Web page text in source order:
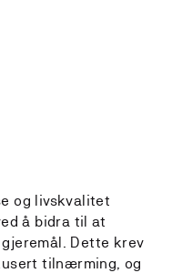
og livskvalitet
å bidra til at
Dette krev
tilnærming, og